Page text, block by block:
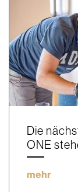
Die
ONE
mehr